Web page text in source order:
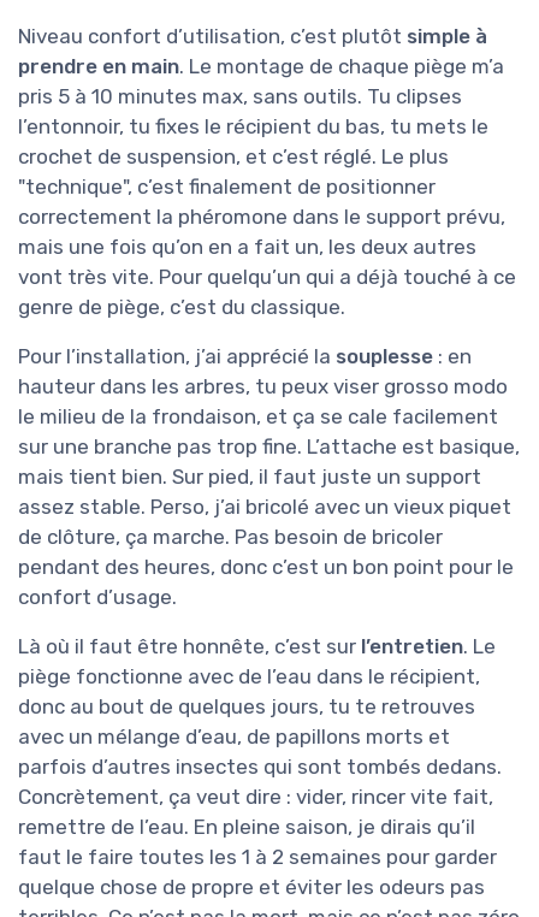
Niveau confort d’utilisation, c’est plutôt simple à
prendre en main. Le montage de chaque piège m’a
pris 5 à 10 minutes max, sans outils. Tu clipses
l’entonnoir, tu fixes le récipient du bas, tu mets le
crochet de suspension, et c’est réglé. Le plus
"technique", c’est finalement de positionner
correctement la phéromone dans le support prévu,
mais une fois qu’on en a fait un, les deux autres
vont très vite. Pour quelqu’un qui a déjà touché à ce
genre de piège, c’est du classique.
Pour l’installation, j’ai apprécié la souplesse : en
hauteur dans les arbres, tu peux viser grosso modo
le milieu de la frondaison, et ça se cale facilement
sur une branche pas trop fine. L’attache est basique,
mais tient bien. Sur pied, il faut juste un support
assez stable. Perso, j’ai bricolé avec un vieux piquet
de clôture, ça marche. Pas besoin de bricoler
pendant des heures, donc c’est un bon point pour le
confort d’usage.
Là où il faut être honnête, c’est sur l’entretien. Le
piège fonctionne avec de l’eau dans le récipient,
donc au bout de quelques jours, tu te retrouves
avec un mélange d’eau, de papillons morts et
parfois d’autres insectes qui sont tombés dedans.
Concrètement, ça veut dire : vider, rincer vite fait,
remettre de l’eau. En pleine saison, je dirais qu’il
faut le faire toutes les 1 à 2 semaines pour garder
quelque chose de propre et éviter les odeurs pas